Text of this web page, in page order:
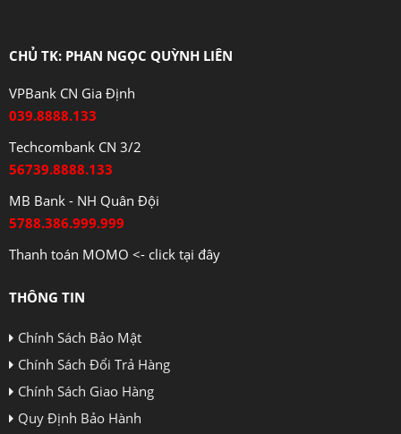
CHỦ TK: PHAN NGỌC QUỲNH LIÊN
VPBank CN Gia Định
039.8888.133
Techcombank CN 3/2
56739.8888.133
MB Bank - NH Quân Đội
5788.386.999.999
Thanh toán MOMO <- click tại đây
THÔNG TIN
Chính Sách Bảo Mật
Chính Sách Đổi Trả Hàng
Chính Sách Giao Hàng
Quy Định Bảo Hành